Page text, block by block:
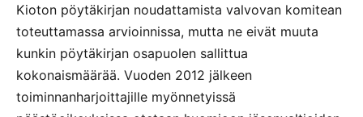
Kioton pöytäkirjan noudattamista valvovan komitean
toteuttamassa arvioinnissa, mutta ne eivät muuta
kunkin pöytäkirjan osapuolen sallittua
kokonaismäärää. Vuoden 2012 jälkeen
toiminnanharjoittajille myönnetyissä